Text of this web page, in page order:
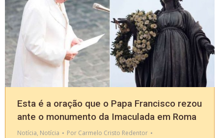
Esta é a oração que o Papa Francisco rezou
ante o monumento da Imaculada em Roma
Notícia, Notícia Por Carmelo Cristo Redentor